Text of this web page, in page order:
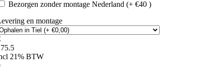
Bezorgen zonder montage Nederland (+ €40 )
en montage
21% BTW